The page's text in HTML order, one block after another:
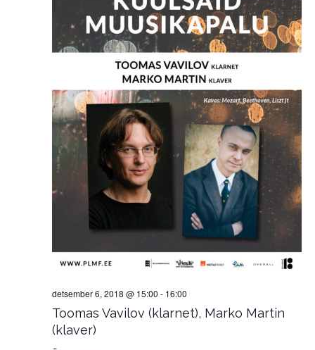
Toomas Vavilov (klarnet), Marko Martin
(klaver)
detsember 6, 2018 @ 15:00 - 16:00